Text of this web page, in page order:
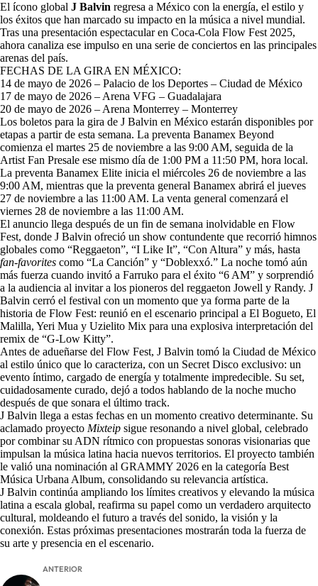
El ícono global J Balvin regresa a México con la energía, el estilo y
los éxitos que han marcado su impacto en la música a nivel mundial.
Tras una presentación espectacular en Coca-Cola Flow Fest 2025,
ahora canaliza ese impulso en una serie de conciertos en las principales
arenas del país.
FECHAS DE LA GIRA EN MÉXICO:
14 de mayo de 2026 – Palacio de los Deportes – Ciudad de México
17 de mayo de 2026 – Arena VFG – Guadalajara
20 de mayo de 2026 – Arena Monterrey – Monterrey
Los boletos para la gira de J Balvin en México estarán disponibles por
etapas a partir de esta semana. La preventa Banamex Beyond
comienza el martes 25 de noviembre a las 9:00 AM, seguida de la
Artist Fan Presale ese mismo día de 1:00 PM a 11:50 PM, hora local.
La preventa Banamex Elite inicia el miércoles 26 de noviembre a las
9:00 AM, mientras que la preventa general Banamex abrirá el jueves
27 de noviembre a las 11:00 AM. La venta general comenzará el
viernes 28 de noviembre a las 11:00 AM.
El anuncio llega después de un fin de semana inolvidable en Flow
Fest, donde J Balvin ofreció un show contundente que recorrió himnos
globales como “Reggaeton”, “I Like It”, “Con Altura” y más, hasta
fan-favorites como “La Canción” y “Doblexxó.” La noche tomó aún
más fuerza cuando invitó a Farruko para el éxito “6 AM” y sorprendió
a la audiencia al invitar a los pioneros del reggaeton Jowell y Randy. J
Balvin cerró el festival con un momento que ya forma parte de la
historia de Flow Fest: reunió en el escenario principal a El Bogueto, El
Malilla, Yeri Mua y Uzielito Mix para una explosiva interpretación del
remix de “G-Low Kitty”.
Antes de adueñarse del Flow Fest, J Balvin tomó la Ciudad de México
al estilo único que lo caracteriza, con un Secret Disco exclusivo: un
evento íntimo, cargado de energía y totalmente impredecible. Su set,
cuidadosamente curado, dejó a todos hablando de la noche mucho
después de que sonara el último track.
J Balvin llega a estas fechas en un momento creativo determinante. Su
aclamado proyecto Mixteip sigue resonando a nivel global, celebrado
por combinar su ADN rítmico con propuestas sonoras visionarias que
impulsan la música latina hacia nuevos territorios. El proyecto también
le valió una nominación al GRAMMY 2026 en la categoría Best
Música Urbana Album, consolidando su relevancia artística.
J Balvin continúa ampliando los límites creativos y elevando la música
latina a escala global, reafirma su papel como un verdadero arquitecto
cultural, moldeando el futuro a través del sonido, la visión y la
conexión. Estas próximas presentaciones mostrarán toda la fuerza de
su arte y presencia en el escenario.
ANTERIOR